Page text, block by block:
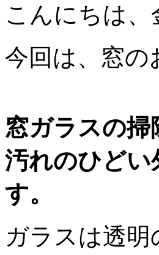
こんにちは
今回は、窓の
窓ガラスの
汚れのひどい
す。
ガラスは透